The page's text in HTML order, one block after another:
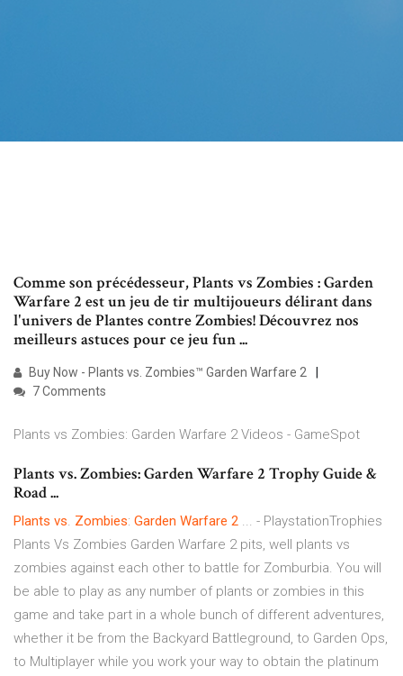
Comme son précédesseur, Plants vs Zombies : Garden
Warfare 2 est un jeu de tir multijoueurs délirant dans
l'univers de Plantes contre Zombies! Découvrez nos
meilleurs astuces pour ce jeu fun ...
Buy Now - Plants vs. Zombies™ Garden Warfare 2
7 Comments
Plants vs Zombies: Garden Warfare 2 Videos - GameSpot
Plants vs. Zombies: Garden Warfare 2 Trophy Guide &
Road ...
Plants vs. Zombies: Garden Warfare 2 ... - PlaystationTrophies
Plants Vs Zombies Garden Warfare 2 pits, well plants vs
zombies against each other to battle for Zomburbia. You will
be able to play as any number of plants or zombies in this
game and take part in a whole bunch of different adventures,
whether it be from the Backyard Battleground, to Garden Ops,
to Multiplayer while you work your way to obtain the platinum